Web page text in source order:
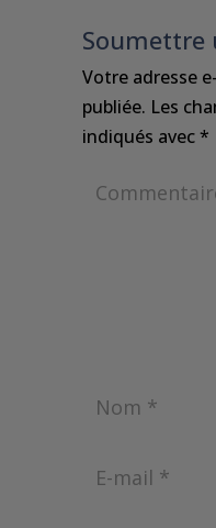
Soumettre
Votre adresse
publiée. Les
indiqués avec*